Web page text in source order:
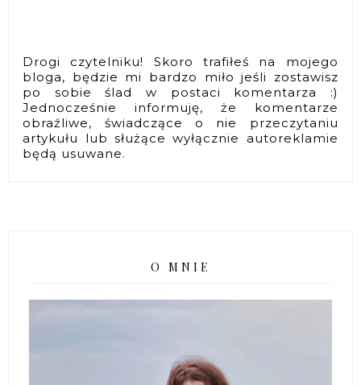
Drogi czytelniku! Skoro trafiłeś na mojego
bloga, będzie mi bardzo miło jeśli zostawisz
po sobie ślad w postaci komentarza :)
Jednocześnie informuję, że komentarze
obraźliwe, świadczące o nie przeczytaniu
artykułu lub służące wyłącznie autoreklamie
będą usuwane.
O MNIE